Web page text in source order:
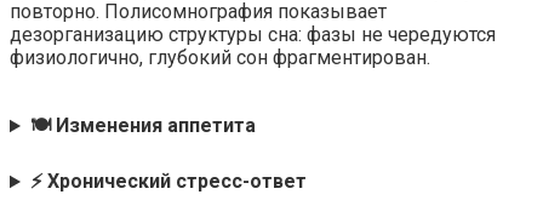
повторно. Полисомнография показывает
дезорганизацию структуры сна: фазы не чередуются
физиологично, глубокий сон фрагментирован.
🍽️ Изменения аппетита
⚡ Хронический стресс-ответ